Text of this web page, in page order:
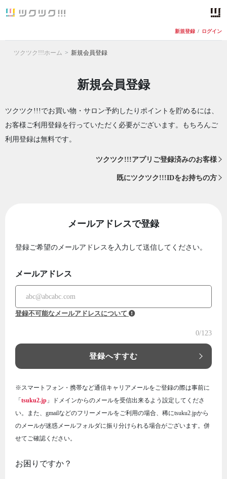
新規登録 / ログイン
ツクツク!!!ホーム 新規会員登録
新規会員登録
ツクツク!!!でお買い物・サロン予約したりポイントを貯めるには、
お客様ご利用登録を行っていただく必要がございます。もちろんご
利用登録は無料です。
ツクツク!!!アプリご登録済みのお客様
既にツクツク!!!IDをお持ちの方
メールアドレスで登録
登録ご希望のメールアドレスを入力して送信してください。
メールアドレス
登録不可能なメールアドレスについて
0/123
登録へすすむ
※スマートフォン・携帯など通信キャリアメールをご登録の際は事前に
「 tsuku2.jp 」ドメインからのメールを受信出来るよう設定してくださ
い。また、gmailなどのフリーメールをご利用の場合、稀にtsuku2.jpから
のメールが迷惑メールフォルダに振り分けられる場合がございます。併
せてご確認ください。
お困りですか？